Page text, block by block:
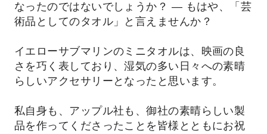
なったのではないでしょうか？ ― もはや、「芸
術品としてのタオル」と言えませんか？
イエローサブマリンのミニタオルは、映画の良
さを巧く表しており、湿気の多い日々への素晴
らしいアクセサリーとなったと思います。
私自身も、アップル社も、御社の素晴らしい製
品を作ってくださったことを皆様とともにお祝